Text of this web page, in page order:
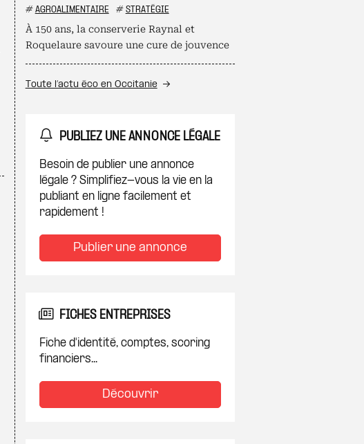
# AGROALIMENTAIRE # STRATÉGIE
À 150 ans, la conserverie Raynal et
Roquelaure savoure une cure de jouvence
Toute l’actu éco en Occitanie
PUBLIEZ UNE ANNONCE LÉGALE
Besoin de publier une annonce
légale ? Simplifiez-vous la vie en la
publiant en ligne facilement et
rapidement !
Publier une annonce
FICHES ENTREPRISES
Fiche d'identité, comptes, scoring
financiers...
Découvrir